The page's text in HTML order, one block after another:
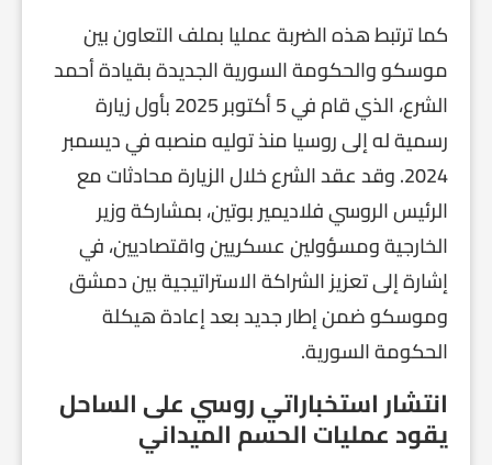
كما ترتبط هذه الضربة عمليا بملف التعاون بين
موسكو والحكومة السورية الجديدة بقيادة أحمد
الشرع، الذي قام في 5 أكتوبر 2025 بأول زيارة
رسمية له إلى روسيا منذ توليه منصبه في ديسمبر
2024. وقد عقد الشرع خلال الزيارة محادثات مع
الرئيس الروسي فلاديمير بوتين، بمشاركة وزير
الخارجية ومسؤولين عسكريين واقتصاديين، في
إشارة إلى تعزيز الشراكة الاستراتيجية بين دمشق
وموسكو ضمن إطار جديد بعد إعادة هيكلة
الحكومة السورية.
انتشار استخباراتي روسي على الساحل
يقود عمليات الحسم الميداني